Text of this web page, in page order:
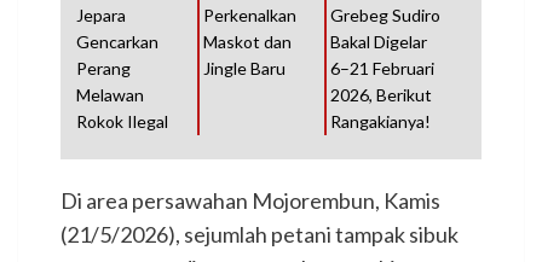
Jepara
Gencarkan
Perang
Melawan
Rokok Ilegal
Perkenalkan
Maskot dan
Jingle Baru
Grebeg Sudiro
Bakal Digelar
6–21 Februari
2026, Berikut
Rangakianya!
Di area persawahan Mojorembun, Kamis
(21/5/2026), sejumlah petani tampak sibuk